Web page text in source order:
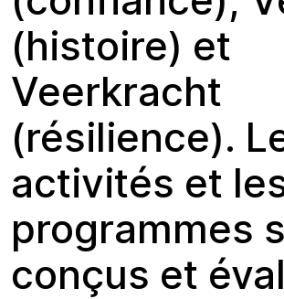
(histoire) et
Veerkracht
(résilience).
activités et
programmes
conçus et